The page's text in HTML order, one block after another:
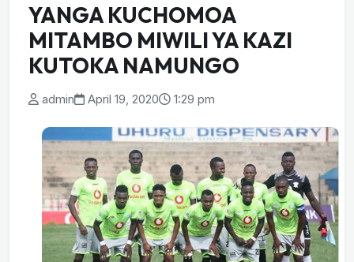
YANGA KUCHOMOA
MITAMBO MIWILI YA KAZI
KUTOKA NAMUNGO
admin April 19, 2020 1:29 pm